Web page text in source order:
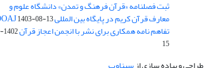
ثبت فصلنامه «قرآن فرهنگ و تمدن» دانشگاه علوم و
معارف قرآن کریم در پایگاه بین المللی DOAJ1403-08-13
تفاهم نامه همکاری برای نشر با انجمن اعجاز قرآن
15